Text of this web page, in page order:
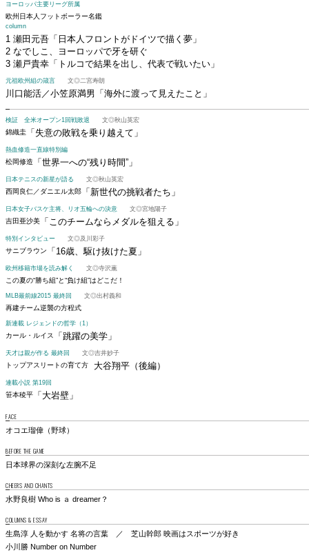
ヨーロッパ主要リーグ所属
欧州日本人フットボーラー名鑑
column
1 瀬田元吾「日本人フロントがドイツで描く夢」
2 なでしこ、ヨーロッパで牙を研ぐ
3 瀬戸貴幸「トルコで結果を出し、代表で戦いたい」
元祖欧州組の箴言 文◎二宮寿朗
川口能活／小笠原満男 「海外に渡って見えたこと」
検証 全米オープン1回戦敗退 文◎秋山英宏
錦織圭 「失意の敗戦を乗り越えて」
熱血修造一直線特別編
松岡修造 「世界一への“残り時間”」
日本テニスの新星が語る 文◎秋山英宏
西岡良仁／ダニエル太郎 「新世代の挑戦者たち」
日本女子バスケ主将、リオ五輪への決意 文◎宮地陽子
吉田亜沙美 「このチームならメダルを狙える」
特別インタビュー 文◎及川彩子
サニブラウン 「16歳、駆け抜けた夏」
欧州移籍市場を読み解く 文◎寺沢薫
この夏の“勝ち組”と“負け組”はどこだ！
MLB最前線2015 最終回 文◎出村義和
再建チーム逆襲の方程式
新連載 レジェンドの哲学（1）
カール・ルイス 「跳躍の美学」
天才は親が作る 最終回 文◎吉井妙子
トップアスリートの育て方 大谷翔平（後編）
連載小説 第19回
笹本稜平 「大岩壁」
FACE
オコエ瑠偉（野球）
BEFORE THE GAME
日本球界の深刻な左腕不足
CHEERS AND CHANTS
水野良樹 Who is ａ dreamer？
COLUMNS & ESSAY
生島淳 人を動かす 名将の言葉 ／ 芝山幹郎 映画はスポーツが好き
小川勝 Number on Number